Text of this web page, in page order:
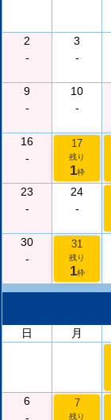
2
-
3
-
9
-
10
-
16
-
17
残り
1枠
23
-
24
-
30
-
31
残り
1枠
日
月
6
7
残り